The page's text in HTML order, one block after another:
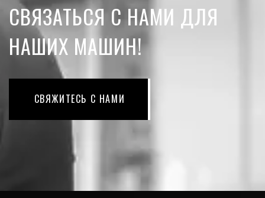
СВЯЗАТЬСЯ С НАМИ ДЛЯ
НАШИХ МАШИН!
СВЯЖИТЕСЬ С НАМИ